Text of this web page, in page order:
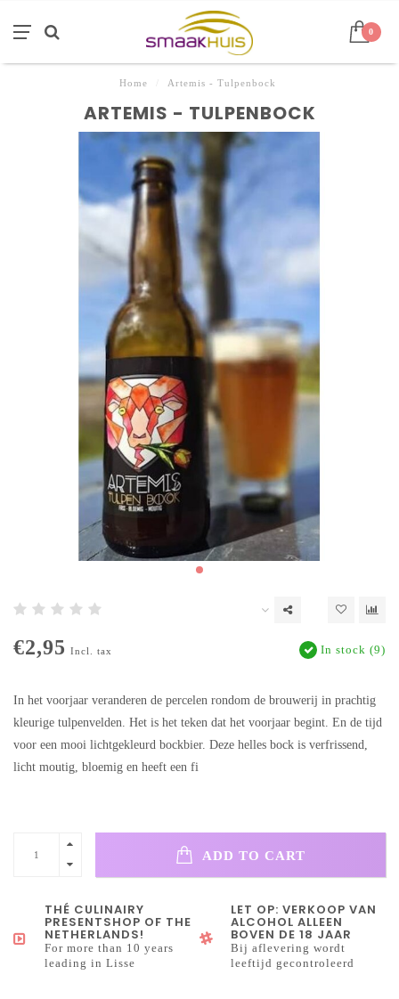
0
Home Artemis - Tulpenbock
ARTEMIS - TULPENBOCK
€2,95 Incl. tax In stock (9)
In het voorjaar veranderen de percelen rondom de brouwerij in prachtig
kleurige tulpenvelden. Het is het teken dat het voorjaar begint. En de tijd
voor een mooi lichtgekleurd bockbier. Deze helles bock is verfrissend,
licht moutig, bloemig en heeft een fi
ADD TO CART
THÉ CULINAIRY
PRESENTSHOP OF THE
NETHERLANDS!
For more than 10 years
leading in Lisse
LET OP: VERKOOP VAN
ALCOHOL ALLEEN
BOVEN DE 18 JAAR
Bij aflevering wordt
leeftijd gecontroleerd